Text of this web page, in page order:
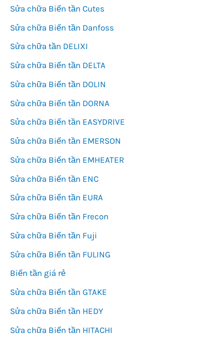
Sửa chữa Biến tần Cutes
Sửa chữa Biến tần Danfoss
Sửa chữa tần DELIXI
Sửa chữa Biến tần DELTA
Sửa chữa Biến tần DOLIN
Sửa chữa Biến tần DORNA
Sửa chữa Biến tần EASYDRIVE
Sửa chữa Biến tần EMERSON
Sửa chữa Biến tần EMHEATER
Sửa chữa Biến tần ENC
Sửa chữa Biến tần EURA
Sửa chữa Biến tần Frecon
Sửa chữa Biến tần Fuji
Sửa chữa Biến tần FULING
Biến tần giá rẻ
Sửa chữa Biến tần GTAKE
Sửa chữa Biến tần HEDY
Sửa chữa Biến tần HITACHI